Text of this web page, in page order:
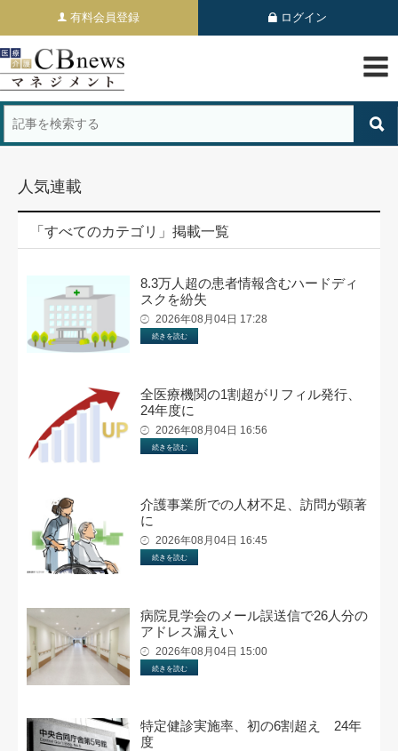
有料会員登録 ログイン
人気連載
「すべてのカテゴリ」掲載一覧
8.3万人超の患者情報含むハードディ
スクを紛失
2026年08月04日 17:28
続きを読む
全医療機関の1割超がリフィル発行、
24年度に
2026年08月04日 16:56
続きを読む
介護事業所での人材不足、訪問が顕著
に
2026年08月04日 16:45
続きを読む
病院見学会のメール誤送信で26人分の
アドレス漏えい
2026年08月04日 15:00
続きを読む
特定健診実施率、初の6割超え 24年
度